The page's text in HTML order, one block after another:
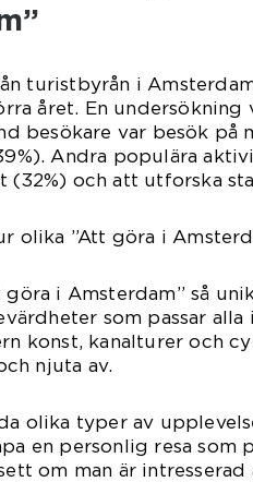
turistbyrån i
året. En undersökning
besökare var besök på
Andra populära
(32%) och att utforska
olika ”Att göra i
göra i Amsterdam” så
som passar alla
konst, kanalturer och
njuta av.
olika typer av
en personlig resa som
om man är